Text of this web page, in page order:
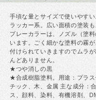
手頃な量とサイズで使いやす
ラッカー系。広い面積の塗装
プレーカラーは、ノズル（塗
います。ごく細かな塗料の霧
付けられていきますのでムラ
んどありません。
★つや消しの黒
★合成樹脂塗料。用途：プラ
チック、木、金属 主な成分：
ス、顔料、染料、有機溶剤、